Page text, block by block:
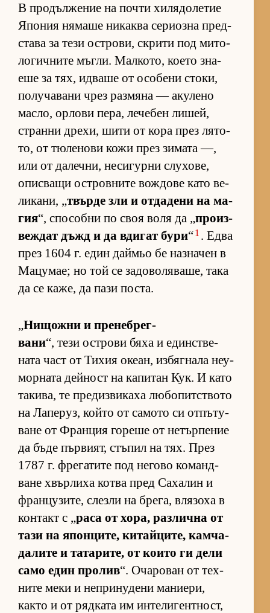
В про­дъл­же­ние на почти хи­ля­до­ле­тие
Япо­ния ня­маше ни­каква се­ри­озна пред­
с­тава за тези ос­т­ро­ви, скрити под ми­то­
ло­гич­ните мъг­ли. Мал­ко­то, ко­ето зна­
еше за тях, ид­ваше от осо­бени сто­ки,
по­лу­ча­вани чрез раз­мяна — аку­лено
мас­ло, ор­лови пе­ра, ле­че­бен ли­шей,
странни дре­хи, шити от кора през ля­то­
то, от тю­ле­нови кожи през зи­мата —,
или от да­леч­ни, не­си­гурни слу­хо­ве,
опис­ващи ос­т­ров­ните вож­дове като ве­
ли­ка­ни, „твърде зли и от­да­дени на ма­
гия“, спо­собни по своя воля да „про­из­
веж­дат дъжд и да вди­гат бури“1 . Едва
през 1604 г. един дай­мьо бе наз­на­чен в
Ма­цу­мае; но той се за­до­во­ля­ва­ше, така
да се ка­же, да пази пос­та.
„Ни­щожни и пре­неб­рег­
вани“, тези ос­т­рови бяха и един­с­т­ве­
ната част от Ти­хия оке­ан, из­бяг­нала не­у­
мор­ната дей­ност на ка­пи­тан Кук. И като
та­ки­ва, те пре­диз­ви­каха лю­бо­пит­с­твото
на Ла­пе­руз, който от са­мото си от­пъ­ту­
ване от Фран­ция го­реше от не­тър­пе­ние
да бъде пър­ви­ят, стъ­пил на тях. През
1787 г. фре­га­тите под не­гово ко­ман­д­
ване хвър­лиха котва пред Са­ха­лин и
фран­цу­зи­те, слезли на бре­га, вля­зоха в
кон­такт с „раса от хо­ра, раз­лична от
тази на япон­ци­те, ки­тай­ци­те, кам­ча­
да­лите и та­та­ри­те, от ко­ито ги дели
само един про­лив“. Оча­ро­ван от тех­
ните меки и неп­ри­ну­дени ма­ни­е­ри,
както и от ряд­ката им ин­те­ли­ген­т­ност,